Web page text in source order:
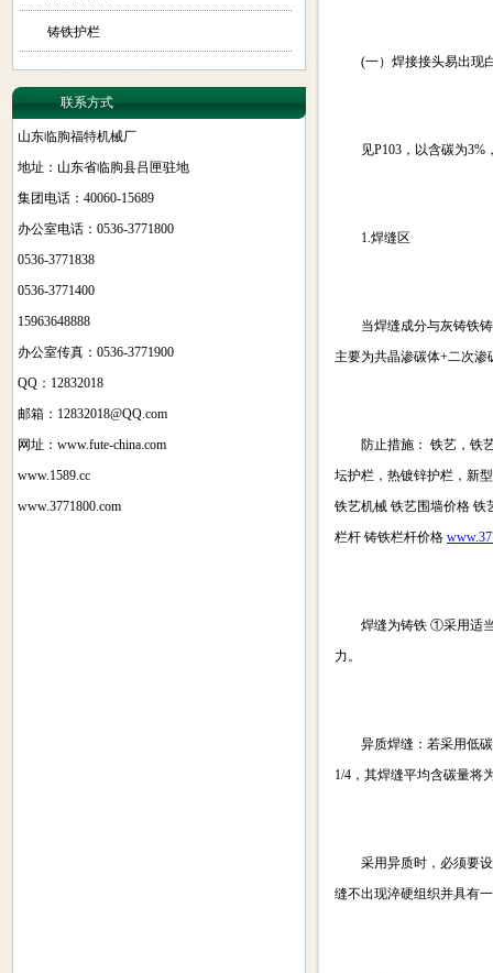
铸铁护栏
联系方式
山东临朐福特机械厂
地址：山东省临朐县吕匣驻地
集团电话：40060-15689
办公室电话：0536-3771800
0536-3771838
0536-3771400
15963648888
办公室传真：0536-3771900
QQ：12832018
邮箱： 12832018@QQ.com
网址：www.fute-china.com
www.1589.cc
www.3771800.com
(一）焊接接头易出现
见P103，以含碳为3%
1.焊缝区
当焊缝成分与灰铸铁铸
主要为共晶渗碳体+二次
防止措施： 铁艺，铁艺
坛护栏，热镀锌护栏，新
铁艺机械 铁艺围墙价格 铁
栏杆 铸铁栏杆价格
焊缝为铸铁 ①采用适当
力。
异质焊缝：若采用低碳
1/4，其焊缝平均含碳量将
采用异质时，必须要设
缝不出现淬硬组织并具有